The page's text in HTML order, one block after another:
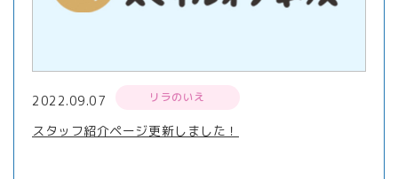
2022.09.07 リラのいえ
スタッフ紹介ページ更新しました！